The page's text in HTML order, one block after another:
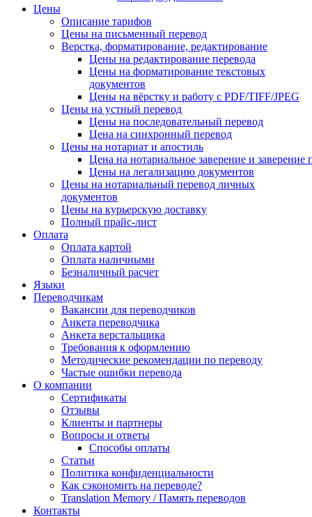
Цены
Описание тарифов
Цены на письменный перевод
Верстка, форматирование, редактирование
Цены на редактирование перевода
Цены на форматирование текстовых
документов
Цены на вёрстку и работу с PDF/TIFF/JPEG
Цены на устный перевод
Цены на последовательный перевод
Цена на синхронный перевод
Цены на нотариат и апостиль
Цена на нотариальное заверение и
Цены на легализацию документов
Цены на нотариальный перевод личных
документов
Цены на курьерскую доставку
Полный прайс-лист
Оплата
Оплата картой
Оплата наличными
Безналичный расчет
Языки
Переводчикам
Вакансии для переводчиков
Анкета переводчика
Анкета верстальщика
Требования к оформлению
Методические рекомендации по переводу
Частые ошибки перевода
О компании
Сертификаты
Отзывы
Клиенты и партнеры
Вопросы и ответы
Способы оплаты
Статьи
Политика конфиденциальности
Как сэкономить на переводе?
Translation Memory / Память переводов
Контакты